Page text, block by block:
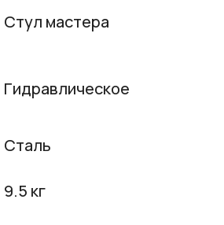
Стул мастера
Гидравлическое
Сталь
9.5 кг